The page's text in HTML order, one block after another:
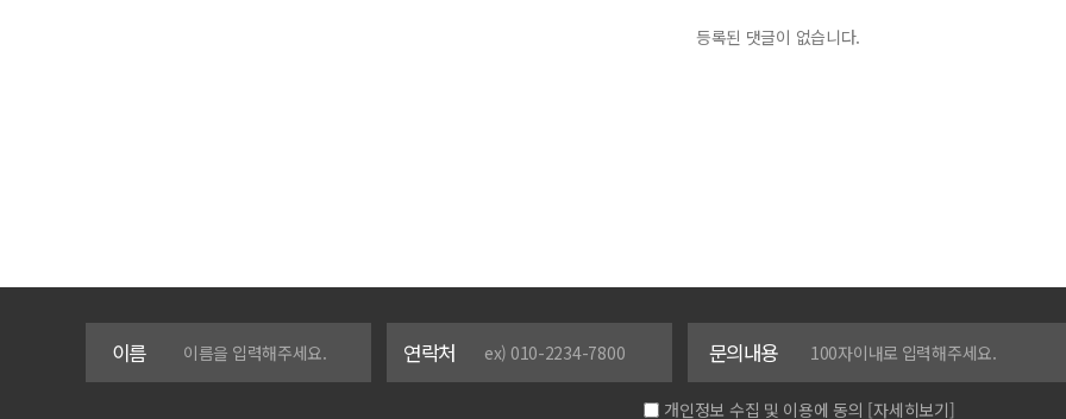
등록된 댓글이 없습니다.
이름 연락처 문의내용
개인정보 수집 및 이용에 동의 [자세히보기]